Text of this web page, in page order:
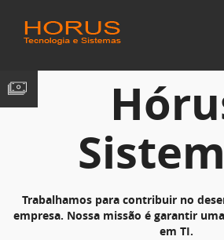
Trabalhamos para contribuir no
empresa. Nossa missão é garantir
em TI.